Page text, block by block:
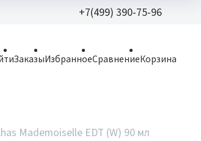
+7(499) 390-75-96
Волгоградский
ЗаказыИзбранноеСравнениеКорзина
Mademoiselle EDT (W) 90 мл